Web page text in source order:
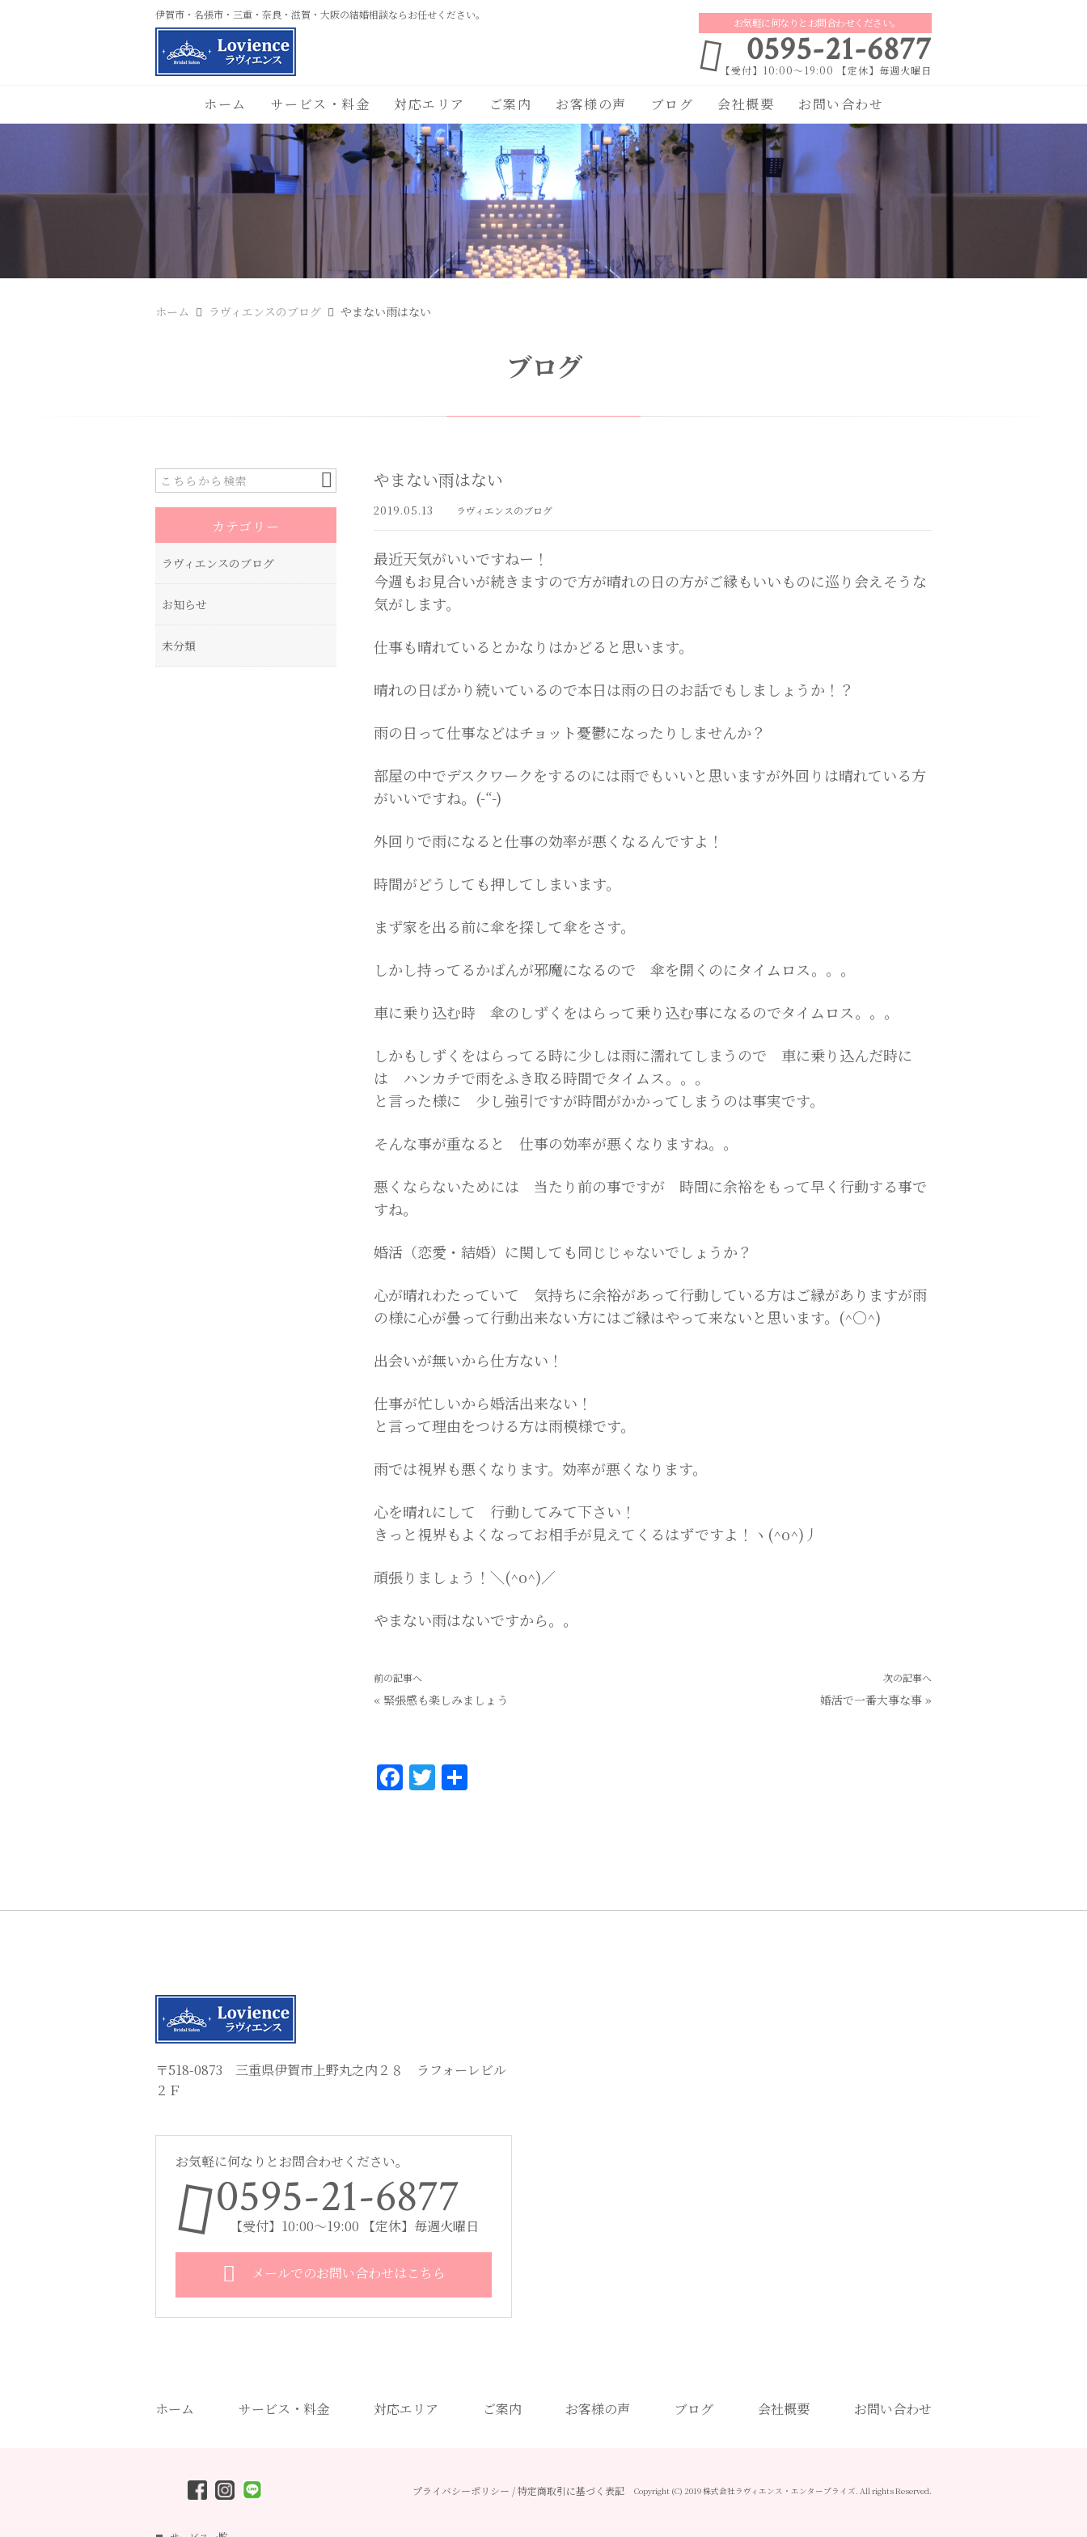
伊賀市・名張市・三重・奈良・滋賀・大阪の結婚相談ならお任せください。
お気軽に何なりとお問合わせください。
0595-21-6877
【受付】10:00～19:00 【定休】毎週火曜日
ホーム サービス・料金 対応エリア ご案内 お客様の声 ブログ 会社概要 お問い合わせ
ホーム ラヴィエンスのブログ やまない雨はない
ブログ
やまない雨はない
2019.05.13 ラヴィエンスのブログ
最近天気がいいですねー！
今週もお見合いが続きますので方が晴れの日の方がご縁もいいものに巡り会えそうな
気がします。
仕事も晴れているとかなりはかどると思います。
晴れの日ばかり続いているので本日は雨の日のお話でもしましょうか！？
雨の日って仕事などはチョット憂鬱になったりしませんか？
部屋の中でデスクワークをするのには雨でもいいと思いますが外回りは晴れている方
がいいですね。(-“-)
外回りで雨になると仕事の効率が悪くなるんですよ！
時間がどうしても押してしまいます。
まず家を出る前に傘を探して傘をさす。
しかし持ってるかばんが邪魔になるので 傘を開くのにタイムロス。。。
車に乗り込む時 傘のしずくをはらって乗り込む事になるのでタイムロス。。。
しかもしずくをはらってる時に少しは雨に濡れてしまうので 車に乗り込んだ時に
は ハンカチで雨をふき取る時間でタイムス。。。
と言った様に 少し強引ですが時間がかかってしまうのは事実です。
そんな事が重なると 仕事の効率が悪くなりますね。。
悪くならないためには 当たり前の事ですが 時間に余裕をもって早く行動する事で
すね。
婚活（恋愛・結婚）に関しても同じじゃないでしょうか？
心が晴れわたっていて 気持ちに余裕があって行動している方はご縁がありますが雨
の様に心が曇って行動出来ない方にはご縁はやって来ないと思います。(^○^)
出会いが無いから仕方ない！
仕事が忙しいから婚活出来ない！
と言って理由をつける方は雨模様です。
雨では視界も悪くなります。効率が悪くなります。
心を晴れにして 行動してみて下さい！
きっと視界もよくなってお相手が見えてくるはずですよ！ヽ(^o^)丿
頑張りましょう！＼(^o^)／
やまない雨はないですから。。
前の記事へ
« 緊張感も楽しみましょう
次の記事へ
婚活で一番大事な事 »
F
o
T
カテゴリー
ラヴィエンスのブログ
お知らせ
未分類
〒518-0873 三重県伊賀市上野丸之内２８ ラフォーレビル
２Ｆ
お気軽に何なりとお問合わせください。
0595-21-6877
【受付】10:00～19:00 【定休】毎週火曜日
メールでのお問い合わせはこちら
ホーム サービス・料金 対応エリア ご案内 お客様の声 ブログ 会社概要 お問い合わせ
プライバシーポリシー /特定商取引に基づく表記 Copyright (C) 2019 株式会社ラヴィエンス・エンタープライズ. All rights Reserved.